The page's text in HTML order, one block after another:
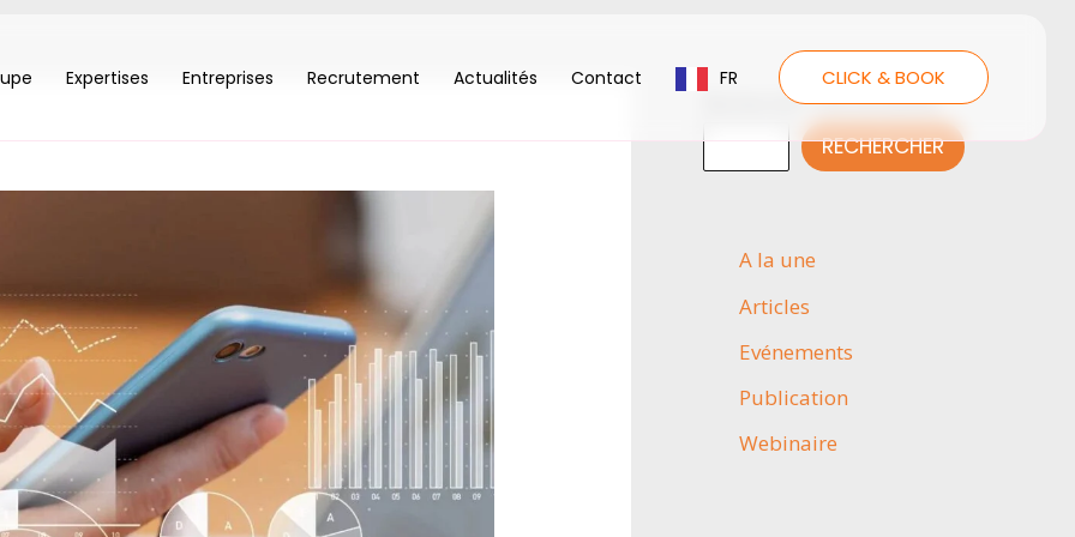
Expertises Entreprises Recrutement Actualités Contact FR CLICK & BOOK
Rechercher une actualité
RECHERCHER
A la une
Articles
Evénements
Publication
Webinaire